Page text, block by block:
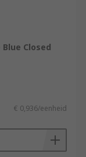
Closed
€ 0,936/eenheid